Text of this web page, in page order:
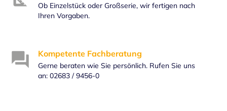
Ob Einzelstück oder Großserie, wir fertigen nach
Ihren Vorgaben.
Kompetente Fachberatung
Gerne beraten wie Sie persönlich. Rufen Sie uns
an: 02683 / 9456-0